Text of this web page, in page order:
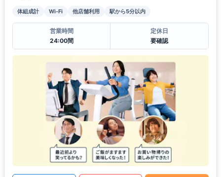
体組成計 Wi-Fi 他店舗利用 駅から5分以内
営業時間
24:00間
定休日
要確認